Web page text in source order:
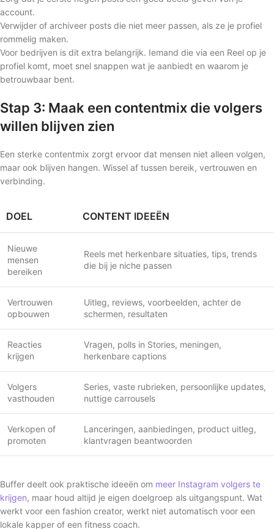
account.
Verwijder of archiveer posts die niet meer passen, als ze je profiel
rommelig maken.
Voor bedrijven is dit extra belangrijk. Iemand die via een Reel op je
profiel komt, moet snel snappen wat je aanbiedt en waarom je
betrouwbaar bent.
Stap 3: Maak een contentmix die volgers
willen blijven zien
Een sterke contentmix zorgt ervoor dat mensen niet alleen volgen,
maar ook blijven hangen. Wissel af tussen bereik, vertrouwen en
verbinding.
DOEL CONTENT IDEEËN
Nieuwe
mensen
bereiken
Reels met herkenbare situaties, tips, trends
die bij je niche passen
Vertrouwen
opbouwen
Uitleg, reviews, voorbeelden, achter de
schermen, resultaten
Reacties
krijgen
Vragen, polls in Stories, meningen,
herkenbare captions
Volgers
vasthouden
Series, vaste rubrieken, persoonlijke updates,
nuttige carrousels
Verkopen of
promoten
Lanceringen, aanbiedingen, product uitleg,
klantvragen beantwoorden
Buffer deelt ook praktische ideeën om meer Instagram volgers te
krijgen, maar houd altijd je eigen doelgroep als uitgangspunt. Wat
werkt voor een fashion creator, werkt niet automatisch voor een
lokale kapper of een fitness coach.